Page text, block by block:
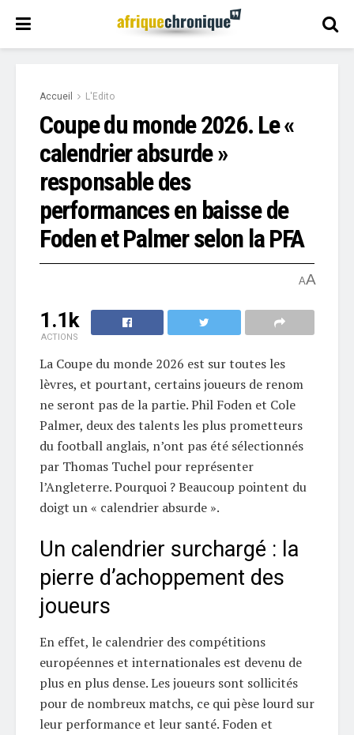
Accueil L'Edito
Coupe du monde 2026. Le «
calendrier absurde »
responsable des
performances en baisse de
Foden et Palmer selon la PFA
AA
1.1k
ACTIONS
La Coupe du monde 2026 est sur toutes les
lèvres, et pourtant, certains joueurs de renom
ne seront pas de la partie. Phil Foden et Cole
Palmer, deux des talents les plus prometteurs
du football anglais, n’ont pas été sélectionnés
par Thomas Tuchel pour représenter
l’Angleterre. Pourquoi ? Beaucoup pointent du
doigt un « calendrier absurde ».
Un calendrier surchargé : la
pierre d’achoppement des
joueurs
En effet, le calendrier des compétitions
européennes et internationales est devenu de
plus en plus dense. Les joueurs sont sollicités
pour de nombreux matchs, ce qui pèse lourd sur
leur performance et leur santé. Foden et